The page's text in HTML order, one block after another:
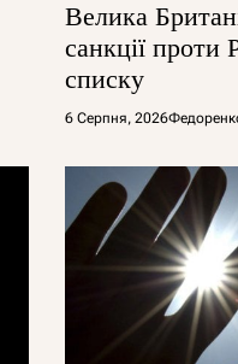
Велика
санкції проти
списку
6 Серпня, 2026